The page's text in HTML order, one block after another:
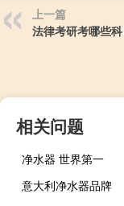
上一篇
法律考研考哪些科
相关问题
净水器 世界第一
意大利净水器品牌